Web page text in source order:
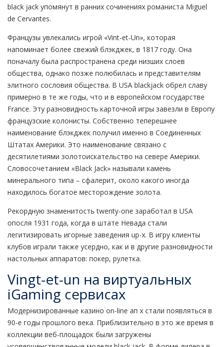
black jack упомянут в ранних сочинениях романиста Miguel
de Cervantes.
Французы увлекались игрой «Vint-et-Un», которая
напоминает более свежий блэкджек, в 1817 году. Она
поначалу была распространена среди низших слоев
общества, однако позже полюбилась и представителям
элитного сословия общества. В USA blackjack обрел славу
примерно в те же годы, что и в европейском государстве
France. Эту разновидность карточной игры завезли в Европу
французские колонисты. Собственно теперешнее
наименование блэкджек получил именно в Соединенных
Штатах Америки. Это наименование связано с
десятилетиями золотоискательство на севере Америки.
Словосочетанием «Black Jack» называли камень
минерального типа – сфалерит, около какого иногда
находилось богатое месторождение золота.
Рекордную знаменитость twenty-one заработал в USA
опосля 1931 года, когда в штате Невада стали
легитизировать игорные заведения up-x. В игру клиенты
клубов играли также усердно, как и в другие разновидности
настольных аппаратов: покер, рулетка.
Vingt-et-un на виртуальных
iGaming сервисах
Модернизированные казино on-line ап х стали появляться в
90-е годы прошлого века. Приблизительно в это же время в
коллекции веб-площадок были загружены